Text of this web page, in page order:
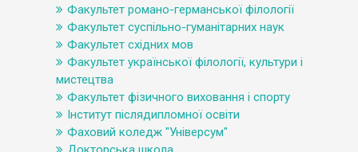
Факультет романо-германської філології
Факультет суспільно-гуманітарних наук
Факультет східних мов
Факультет української філології, культури і
мистецтва
Факультет фізичного виховання і спорту
Інститут післядипломної освіти
Фаховий коледж "Універсум"